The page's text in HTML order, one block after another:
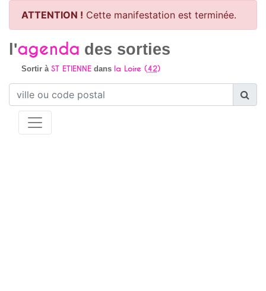
ATTENTION ! Cette manifestation est terminée.
l'agenda des sorties
Sortir à ST ETIENNEdans la Loire (42)